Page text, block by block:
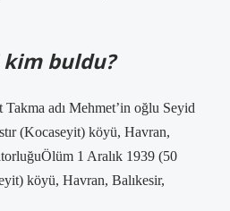
buldu?
Takma adı Mehmet’in oğlu Seyid
(Kocaseyit) köyü, Havran,
1 Aralık 1939 (50
köyü, Havran, Balıkesir,